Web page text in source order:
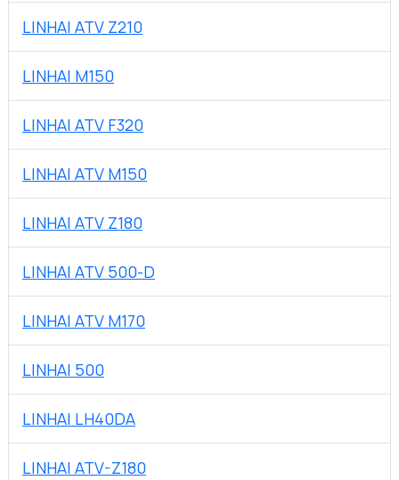
LINHAI ATV Z210
LINHAI M150
LINHAI ATV F320
LINHAI ATV M150
LINHAI ATV Z180
LINHAI ATV 500-D
LINHAI ATV M170
LINHAI 500
LINHAI LH40DA
LINHAI ATV-Z180